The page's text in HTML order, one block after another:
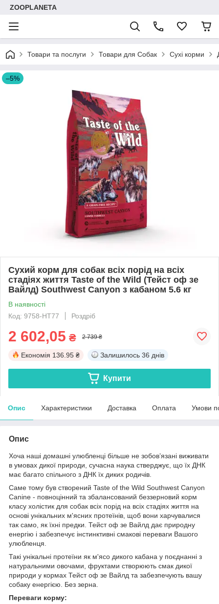
ZOOPLANETA
Товари та послуги Товари для Собак Сухі корми
–5%
Сухий корм для собак всіх порід на всіх
стадіях життя Taste of the Wild (Тейст оф зе
Вайлд) Southwest Canyon з кабаном 5.6 кг
В наявності
Код: 9758-HT77
Роздріб
2 602,05 ₴ 2 739 ₴
Економія 136.95 ₴ Залишилось 36 днів
Купити
Опис Характеристики Доставка Оплата Умови
Опис
Хоча наші домашні улюбленці більше не зобов’язані виживати
в умовах дикої природи, сучасна наука стверджує, що їх ДНК
має багато спільного з ДНК їх диких родичів.
Саме тому був створений Taste of the Wild Southwest Canyon
Canine - повноцінний та збалансований беззерновий корм
класу холістик для собак всіх порід на всіх стадіях життя на
основі унікальних м'ясних протеїнів, щоб вони харчувалися
так само, як їхні предки. Тейст оф зе Вайлд дає природну
енергію і забезпечує інстинктивні смакові переваги Вашого
улюбленця.
Такі унікальні протеїни як м'ясо дикого кабана у поєднанні з
натуральними овочами, фруктами створюють смак дикої
природи у кормах Тейст оф зе Вайлд та забезпечують вашу
собаку енергією. Без зерна.
Переваги корму: